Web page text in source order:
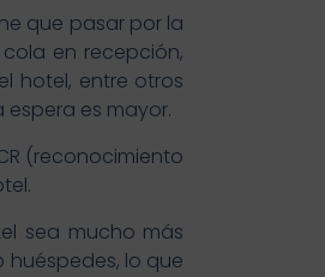
que pasar por la
en recepción,
hotel, entre otros
es mayor.
(reconocimiento
sea mucho más
lo que